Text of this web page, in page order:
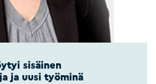
sisäinen
ja uusi työminä